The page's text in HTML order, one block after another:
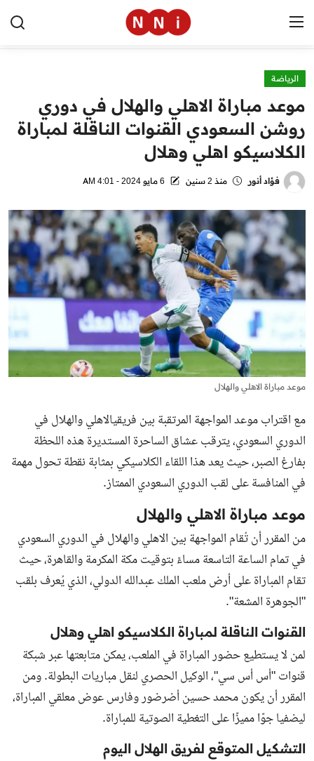
الرئيسية
اخبار مصر
العالم
الرياضة
مال وأعمال
تقنية
التعليم
منوعات
الرياضة
موعد مباراة الاهلي والهلال في دوري
روشن السعودي القنوات الناقلة لمباراة
الكلاسيكو اهلي وهلال
فؤاد أنور منذ 2 سنين 6 مايو 2024 - 4:01 AM
موعد مباراة الاهلي والهلال
مع اقتراب موعد المواجهة المرتقبة بين فريقيالاهلي والهلال في
الدوري السعودي، يترقب عشاق الساحرة المستديرة هذه اللحظة
بفارغ الصبر، حيث يعد هذا اللقاء الكلاسيكي بمثابة نقطة تحول مهمة
في المنافسة على لقب الدوري السعودي الممتاز.
موعد مباراة الاهلي والهلال
من المقرر أن تُقام المواجهة بين الاهلي والهلال في الدوري السعودي
في تمام الساعة التاسعة مساءً بتوقيت مكة المكرمة والقاهرة، حيث
تقام المباراة على أرض ملعب الملك عبدالله الدولي، الذي يُعرف بلقب
"الجوهرة المشعة".
القنوات الناقلة لمباراة الكلاسيكو اهلي وهلال
لمن لا يستطيع حضور المباراة في الملعب، يمكن متابعتها عبر شبكة
قنوات "أس أس سي"، الوكيل الحصري لنقل مباريات البطولة. ومن
المقرر أن يكون محمد حسين أضرضور وفارس عوض معلقي المباراة،
ليضفيا جوًا مميزًا على التغطية الصوتية للمباراة.
التشكيل المتوقع لفريق الهلال اليوم